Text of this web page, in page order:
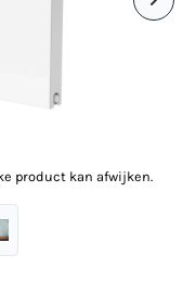
product kan afwijken.